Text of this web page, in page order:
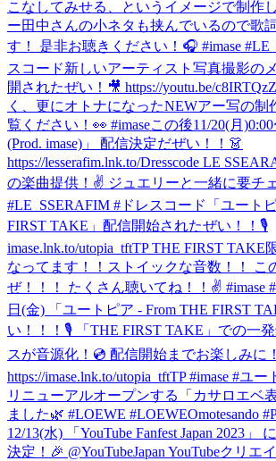
こなしてみせる、というイメージで制作
ー田中さんの小ネタも挟んでいるので歌
す！ 是非お聴きください！🎧 #imase
スコード新しいアーティスト写真撮影の
開されたぜい！🎥 https://youtu.be/
く、更にオトナになったNEWアー写の制
覧ください！👀 #imaseこの後11/20(月
(Prod. imase)」 配信決定だぜい！！👗
https://lesserafim.lnk.to/Dresscode LE
の楽曲提供！✌️ ジュエリーと一緒に要チ
#LE_SSERAFIM #ドレスコード
「ユート
FIRST TAKE」配信開始されたぜい！！🎙
imase.lnk.to/utopia_tftTP THE FIRST TAKE
なってます！！ストイックな音数！！ こ
ぜ！！！ たくさん聴いてね！！✌️ #imase
日(金) 「ユートピア - From THE FIRST
い！！！🎙 「THE FIRST TAKE」での一
スが音源化！💿 配信開始までお楽しみに
https://imase.lnk.to/utopia_tftTP #imase #ユー
リニューアルオープンする「カサロエベ
ました🌿 #LOEWE #LOEWEOmotesando
12/13(水) 「YouTube Fanfest Japan 2023」
決定！🎉 @YouTubeJapan YouTubeクリエ